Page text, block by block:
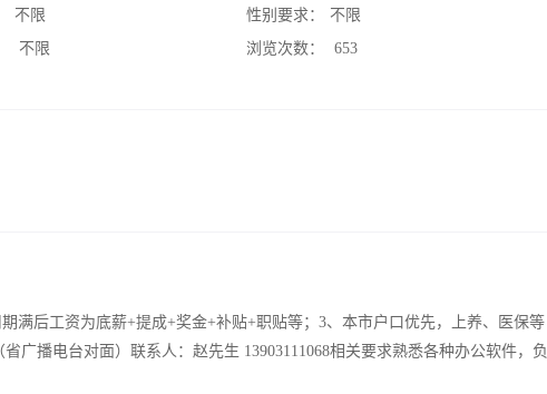
不限
不限
性别要求：
不限
浏览次数：
653
满后工资为底薪+提成+奖金+补贴+职贴等；3、本市户口优先，上养、医保等
广播电台对面）联系人：赵先生 13903111068相关要求熟悉各种办公软件，负